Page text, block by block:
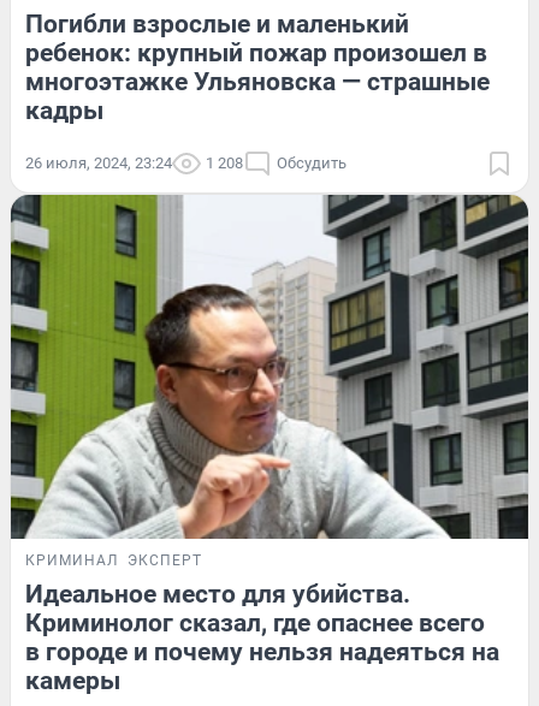
Погибли взрослые и маленький
ребенок: крупный пожар произошел в
многоэтажке Ульяновска — страшные
кадры
26 июля, 2024, 23:24 1 208 Обсудить
КРИМИНАЛ ЭКСПЕРТ
Идеальное место для убийства.
Криминолог сказал, где опаснее всего
в городе и почему нельзя надеяться на
камеры